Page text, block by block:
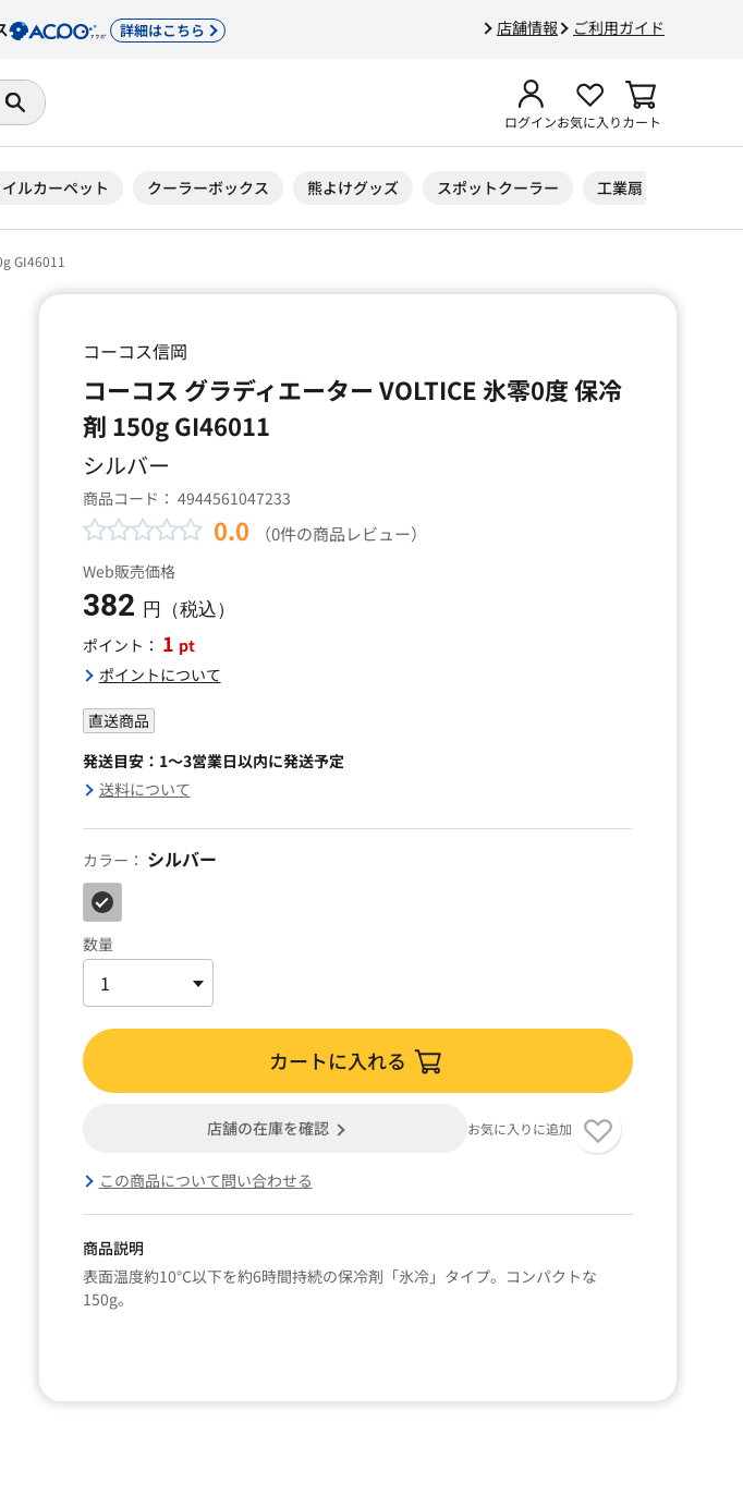
店舗情報 ご利用ガイド
詳細はこちら
ログインお気に入りカート
ルカーペット クーラーボックス 熊よけグッズ スポットクーラー 工業扇
GI46011
コーコス信岡
コーコス グラディエーター VOLTICE 氷零0度 保冷
剤 150g GI46011
シルバー
商品コード： 4944561047233
0.0 （0件の商品レビュー）
Web販売価格
382 円（税込）
ポイント： 1 pt
ポイントについて
直送商品
発送目安：1～3営業日以内に発送予定
送料について
カラー： シルバー
数量
カートに入れる
店舗の在庫を確認 お気に入りに追加
この商品について問い合わせる
商品説明
表面温度約10℃以下を約6時間持続の保冷剤「氷冷」タイプ。コンパクトな
150g。